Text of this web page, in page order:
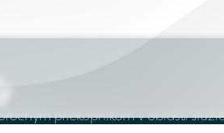
priekopníkom v oblasti